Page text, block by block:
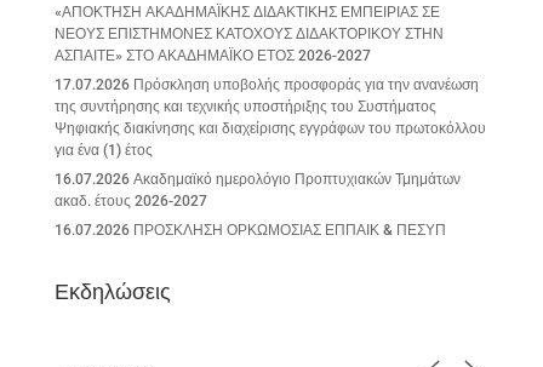
«ΑΠΟΚΤΗΣΗ ΑΚΑΔΗΜΑΪΚΗΣ ΔΙΔΑΚΤΙΚΗΣ ΕΜΠΕΙΡΙΑΣ ΣΕ
ΝΕΟΥΣ ΕΠΙΣΤΗΜΟΝΕΣ ΚΑΤΟΧΟΥΣ ΔΙΔΑΚΤΟΡΙΚΟΥ ΣΤΗΝ
ΑΣΠΑΙΤΕ» ΣΤΟ ΑΚΑΔΗΜΑΪΚΟ ΕΤΟΣ 2026-2027
17.07.2026 Πρόσκληση υποβολής προσφοράς για την ανανέωση
της συντήρησης και τεχνικής υποστήριξης του Συστήματος
Ψηφιακής διακίνησης και διαχείρισης εγγράφων του πρωτοκόλλου
για ένα (1) έτος
16.07.2026 Ακαδημαϊκό ημερολόγιο Προπτυχιακών Τμημάτων
ακαδ. έτους 2026-2027
16.07.2026 ΠΡΟΣΚΛΗΣΗ ΟΡΚΩΜΟΣΙΑΣ ΕΠΠΑΙΚ & ΠΕΣΥΠ
Εκδηλώσεις